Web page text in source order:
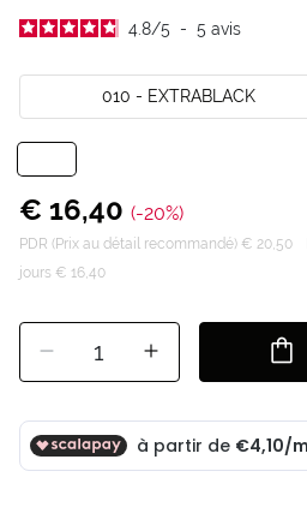
4.8/5 - 5 avis
010 - EXTRABLACK
€ 16,40 (-20%)
PDR (Prix au détail recommandé) € 20,50
jours € 16,40
1